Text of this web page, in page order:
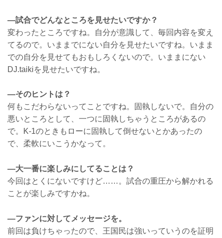
—試合でどんなところを見せたいですか？
変わったところですね。自分が意識して、毎回内容を変え
てるので。いままでにない自分を見せたいですね。いまま
での自分を見せてもおもしろくないので。いままにない
DJ.taikiを見せたいですね。
—そのヒントは？
何もこだわらないってことですね。固執しないで。自分の
悪いところとして、一つに固執しちゃうところがあるの
で。K-1のときもローに固執して倒せないとかあったの
で、柔軟にいこうかなって。
—大一番に楽しみにしてることは？
今回はとくにないですけど……。試合の重圧から解かれる
ことが楽しみですかね。
—ファンに対してメッセージを。
前回は負けちゃったので、王国民は強いっていうのを証明